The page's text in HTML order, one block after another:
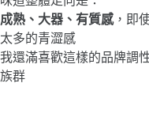
成熟、大器、有質感，即
太多的青澀感
我還滿喜歡這樣的品牌調
族群